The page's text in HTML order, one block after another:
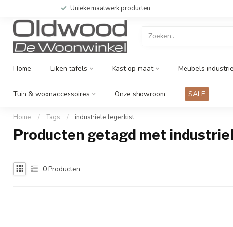
Unieke maatwerk producten
Home Eiken tafels Kast op maat Meubels
Tuin & woonaccessoires Onze showroom SALE
Home / Tags / industriele legerkist
Producten getagd met
0 Producten